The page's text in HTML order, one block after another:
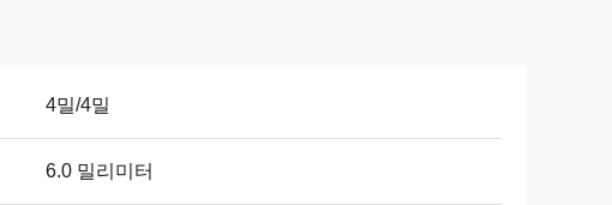
4밀/4밀
6.0 밀리미터